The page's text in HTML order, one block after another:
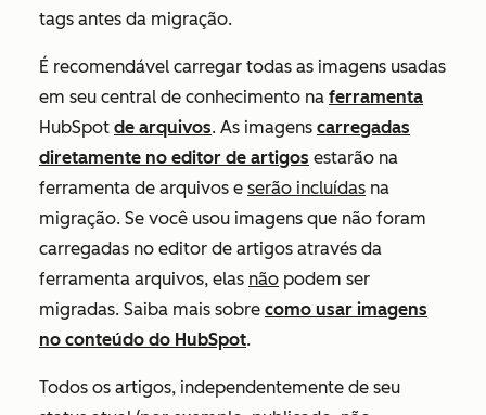
tags antes da migração.
É recomendável carregar todas as imagens usadas
em seu central de conhecimento na ferramenta
HubSpot de arquivos. As imagens carregadas
diretamente no editor de artigos estarão na
ferramenta de arquivos e serão incluídas na
migração. Se você usou imagens que não foram
carregadas no editor de artigos através da
ferramenta arquivos, elas não podem ser
migradas. Saiba mais sobre como usar imagens
no conteúdo do HubSpot.
Todos os artigos, independentemente de seu